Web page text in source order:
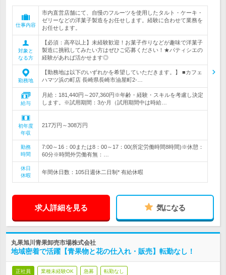
仕事内容
市内直営店舗にて、自慢のフルーツを使用したタルト・ケーキ・
ゼリーなどの洋菓子製造をお任せします。経験に合わせて業務を
お任せします。
対象と
なる方
【必須：高卒以上】未経験歓迎！お菓子作りなどが趣味で洋菓子
製造に挑戦してみたい方はぜひご応募ください！★パティシエの
経験があれば活かせます◎
勤務地
【勤務地は以下のいずれかを希望していただきます。】 ■カフェ
ハマツ浜の町店 長崎県長崎市油屋町2-…
給与
月給：181,440円～207,360円※年齢・経験・スキルを考慮し決定
します。※試用期間：3か月（試用期間中は時給…
初年度
年収
217万円～308万円
勤務
時間
7:00～16：00または8：00～17：00(所定労働時間8時間)※休憩：
60分※時間外労働有無：…
休日
休暇
年間休日数：105日週休二日制* 有給休暇
求人詳細を見る 気になる
丸果旭川青果卸売市場株式会社
地域密着で活躍【青果物と花の仕入れ・販売】転勤なし！
正社員 業種未経験OK 急募 転勤なし